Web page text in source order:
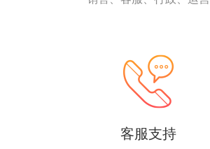
客服支持